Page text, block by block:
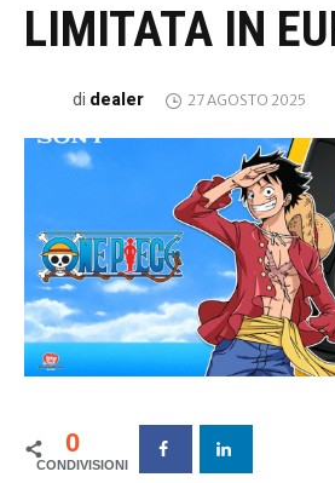
LIMITATA IN
di dealer 27 AGOSTO 2025
0